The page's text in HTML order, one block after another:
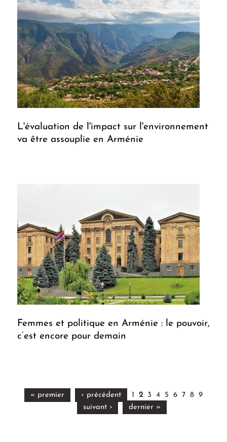
L'évaluation de l'impact sur l'environnement
va être assouplie en Arménie
Femmes et politique en Arménie : le pouvoir,
c’est encore pour demain
« premier ‹ précédent 1 2 3 4 5 6 7 8 9
suivant ›
dernier »